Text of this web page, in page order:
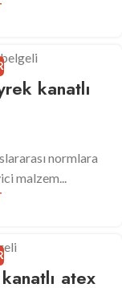
kanatlı
normlara
malzem...
atex